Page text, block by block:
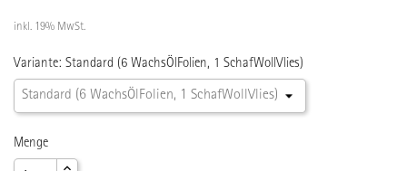
inkl. 19% MwSt.
Variante: Standard (6 WachsÖlFolien, 1 SchafWollVlies)
Menge